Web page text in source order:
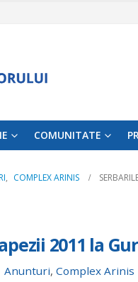
COMUNITATE
, COMPLEX ARINIS
2011 la
Anunturi, Complex Arinis